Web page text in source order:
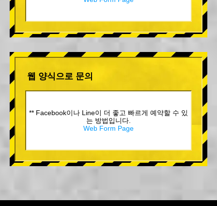
웹 양식으로 문의
** Facebook이나 Line이 더 좋고 빠르게 예약할 수 있
는 방법입니다.
Web Form Page